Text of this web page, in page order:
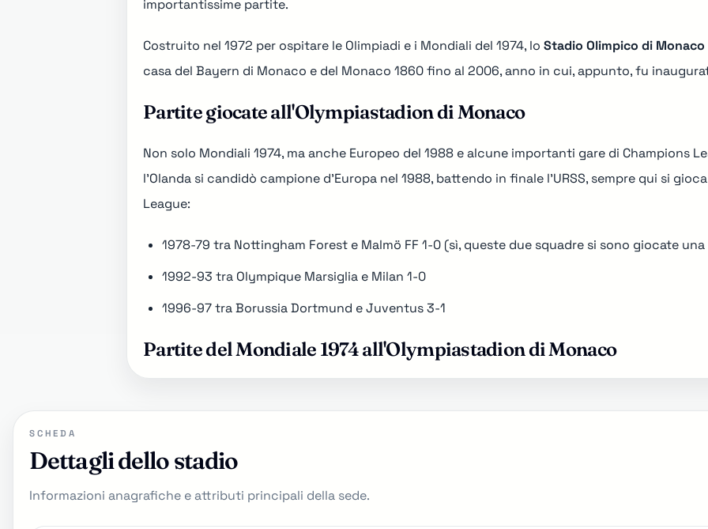
importantissime partite.
Costruito nel 1972 per ospitare le Olimpiadi e i Mondiali del 1974, lo Stadio Olimpico di Monaco
casa del Bayern di Monaco e del Monaco 1860 fino al 2006, anno in cui, appunto, fu
Partite giocate all'Olympiastadion di Monaco
Non solo Mondiali 1974, ma anche Europeo del 1988 e alcune importanti gare di Champions
l'Olanda si candidò campione d'Europa nel 1988, battendo in finale l'URSS, sempre qui si
League:
1978-79 tra Nottingham Forest e Malmö FF 1-0 (sì, queste due squadre si sono giocate
1992-93 tra Olympique Marsiglia e Milan 1-0
1996-97 tra Borussia Dortmund e Juventus 3-1
Partite del Mondiale 1974 all'Olympiastadion di Monaco
SCHEDA
Dettagli dello stadio
Informazioni anagrafiche e attributi principali della sede.